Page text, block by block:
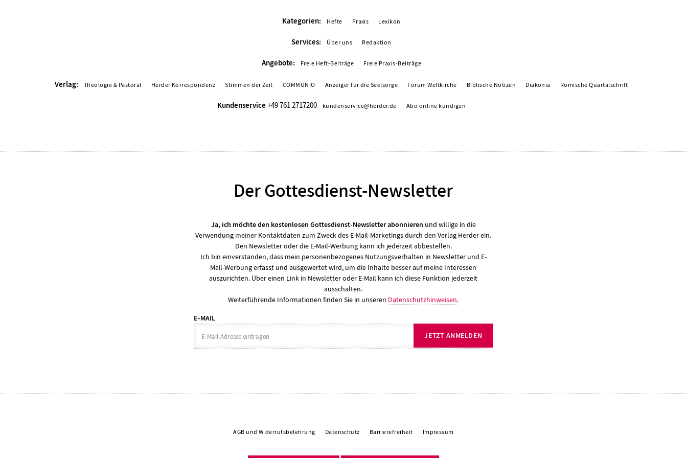
Kategorien: Hefte Praxis Lexikon
Services: Über uns Redaktion
Angebote: Freie Heft-Beiträge Freie Praxis-Beiträge
Verlag: Theologie & Pastoral Herder Korrespondenz Stimmen der Zeit COMMUNIO Anzeiger für die Seelsorge Forum Weltkirche Biblische Notizen Diakonia Römische Quartalschrift
Kundenservice +49 761 2717200 kundenservice@herder.de Abo online kündigen
Der Gottesdienst-Newsletter
Ja, ich möchte den kostenlosen Gottesdienst-Newsletter abonnieren und willige in die
Verwendung meiner Kontaktdaten zum Zweck des E-Mail-Marketings durch den Verlag Herder ein.
Den Newsletter oder die E-Mail-Werbung kann ich jederzeit abbestellen.
Ich bin einverstanden, dass mein personenbezogenes Nutzungsverhalten in Newsletter und E-
Mail-Werbung erfasst und ausgewertet wird, um die Inhalte besser auf meine Interessen
auszurichten. Über einen Link in Newsletter oder E-Mail kann ich diese Funktion jederzeit
ausschalten.
Weiterführende Informationen finden Sie in unseren Datenschutzhinweisen.
E-MAIL
JETZT ANMELDEN
AGB und Widerrufsbelehrung Datenschutz Barrierefreiheit Impressum